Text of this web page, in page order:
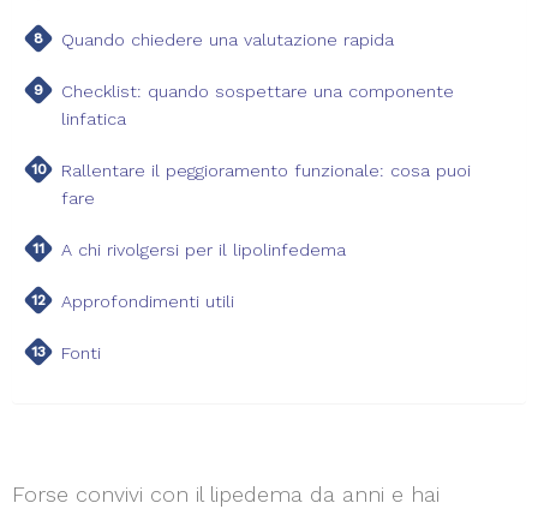
Quando chiedere una valutazione rapida
Checklist: quando sospettare una componente
linfatica
Rallentare il peggioramento funzionale: cosa puoi
fare
A chi rivolgersi per il lipolinfedema
Approfondimenti utili
Fonti
Forse convivi con il lipedema da anni e hai